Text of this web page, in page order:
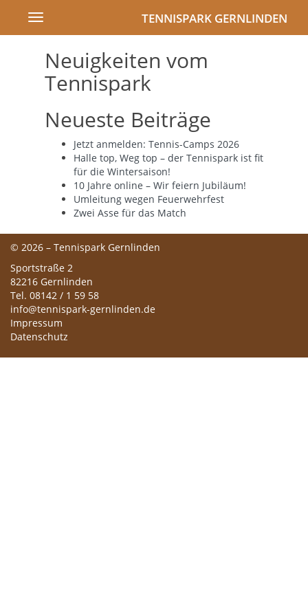
TENNISPARK GERNLINDEN
Toggle
navigation
Neuigkeiten vom
Tennispark
Neueste Beiträge
Jetzt anmelden: Tennis-Camps 2026
Halle top, Weg top – der Tennispark ist fit
für die Wintersaison!
10 Jahre online – Wir feiern Jubiläum!
Umleitung wegen Feuerwehrfest
Zwei Asse für das Match
© 2026 – Tennispark Gernlinden
Sportstraße 2
82216 Gernlinden
Tel. 08142 / 1 59 58
info@tennispark-gernlinden.de
Impressum
Datenschutz